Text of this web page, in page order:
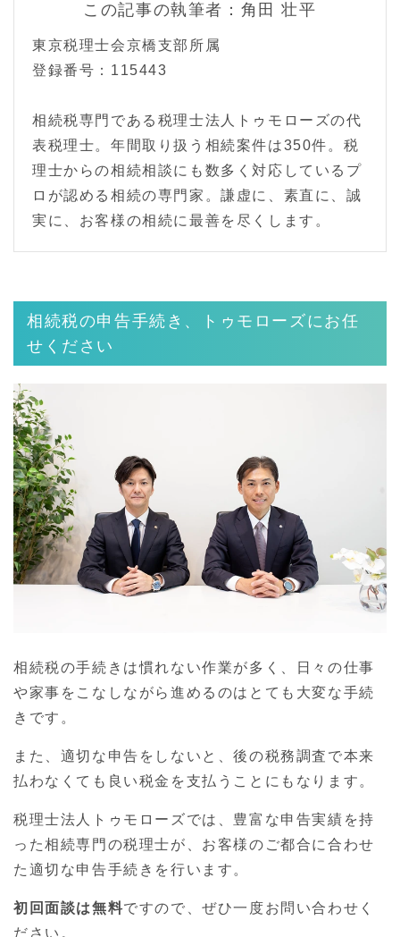
この記事の執筆者：角田 壮平
東京税理士会京橋支部所属
登録番号：115443
相続税専門である税理士法人トゥモローズの代
表税理士。年間取り扱う相続案件は350件。税
理士からの相続相談にも数多く対応しているプ
ロが認める相続の専門家。謙虚に、素直に、誠
実に、お客様の相続に最善を尽くします。
相続税の申告手続き、トゥモローズにお任
せください
相続税の手続きは慣れない作業が多く、日々の仕事
や家事をこなしながら進めるのはとても大変な手続
きです。
また、適切な申告をしないと、後の税務調査で本来
払わなくても良い税金を支払うことにもなります。
税理士法人トゥモローズでは、豊富な申告実績を持
った相続専門の税理士が、お客様のご都合に合わせ
た適切な申告手続きを行います。
初回面談は無料ですので、ぜひ一度お問い合わせく
ださい。